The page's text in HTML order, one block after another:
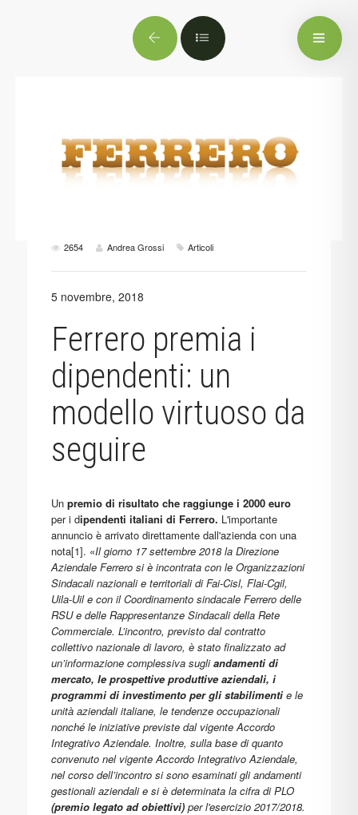
2654 Andrea Grossi Articoli
5 novembre, 2018
Ferrero premia i
dipendenti: un
modello virtuoso da
seguire
Unpremio di risultato che raggiunge i 2000 euro
per i dipendenti italiani di Ferrero. L'importante
annuncio è arrivato direttamente dall'azienda con una
nota[1]. «Il giorno 17 settembre 2018 la Direzione
Aziendale Ferrero si è incontrata con le Organizzazioni
Sindacali nazionali e territoriali di Fai-Cisl, Flai-Cgil,
Uila-Uil e con il Coordinamento sindacale Ferrero delle
RSU e delle Rappresentanze Sindacali della Rete
Commerciale. L’incontro, previsto dal contratto
collettivo nazionale di lavoro, è stato finalizzato ad
un’informazione complessiva sugliandamenti di
mercato, le prospettive produttive aziendali, i
programmi di investimento per gli stabilimenti e le
unità aziendali italiane, le tendenze occupazionali
nonché le iniziative previste dal vigente Accordo
Integrativo Aziendale. Inoltre, sulla base di quanto
convenuto nel vigente Accordo Integrativo Aziendale,
nel corso dell’incontro si sono esaminati gli andamenti
gestionali aziendali e si è determinata la cifra di PLO
(premio legato ad obiettivi) per l'esercizio 2017/2018.